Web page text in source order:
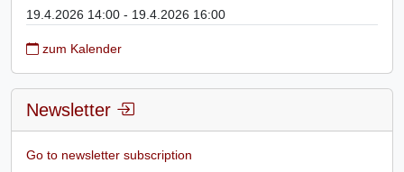
19.4.2026 14:00 - 19.4.2026 16:00
zum Kalender
Newsletter
Go to newsletter subscription